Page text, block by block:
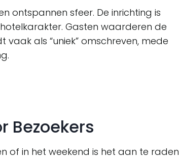
ontspannen sfeer. De inrichting is
Gasten waarderen de
als “uniek” omschreven, mede
Bezoekers
of in het weekend is het aan te raden